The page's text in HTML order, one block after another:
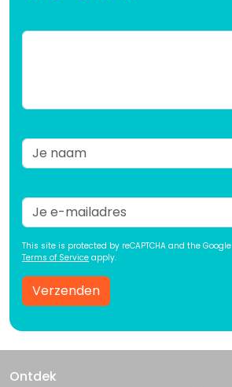
This site is protected by reCAPTCHA and the Google
Terms of Service apply.
Verzenden
Ontdek